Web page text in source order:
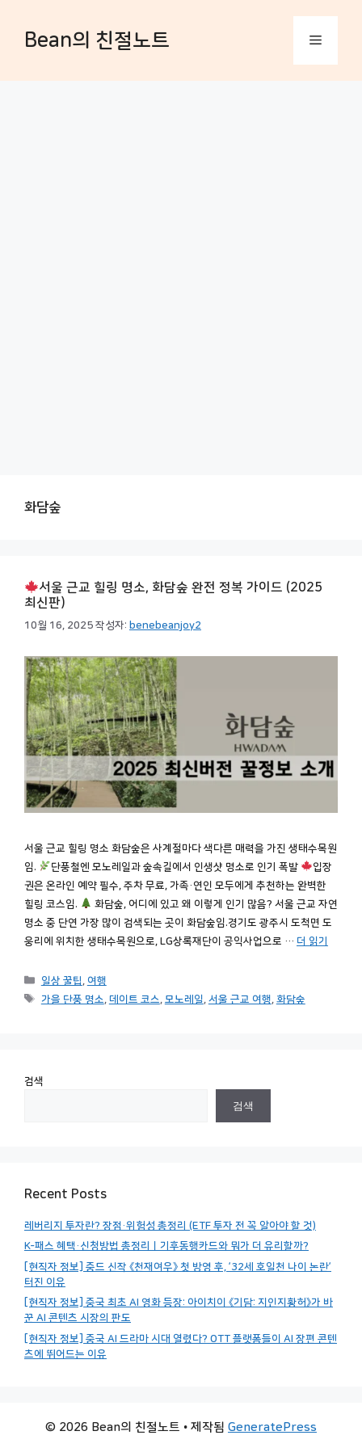
Bean의 친절노트 메
화담숲
서울 근교 힐링 명소, 화담숲 완전 정복 가이드 (2025
최신판)
10월 16, 2025 작성자: benebeanjoy2
서울 근교 힐링 명소 화담숲은 사계절마다 색다른 매력을 가진 생태수목원
임.
단풍철엔 모노레일과 숲속길에서 인생샷 명소로 인기 폭발
입장
권은 온라인 예약 필수, 주차 무료, 가족·연인 모두에게 추천하는 완벽한
힐링 코스임.
화담숲, 어디에 있고 왜 이렇게 인기 많음? 서울 근교 자연
명소 중 단연 가장 많이 검색되는 곳이 화담숲임.경기도 광주시 도척면 도
웅리에 위치한 생태수목원으로, LG상록재단이 공익사업으로 … 더 읽기
카
테
일상 꿀팁 , 여행
태
가을 단풍 명소 , 데이트 코스 , 모노레일, 서울 근교 여행, 화담숲
검색
검색
Recent Posts
레버리지 투자란? 장점·위험성 총정리 (ETF 투자 전 꼭 알아야 할 것)
K-패스 혜택·신청방법 총정리｜기후동행카드와 뭐가 더 유리할까?
[현직자 정보] 중드 신작 《천재여우》 첫 방영 후, ’32세 호일천 나이 논란’
터진 이유
[현직자 정보] 중국 최초 AI 영화 등장: 아이치이 《기담: 지인지황허》가 바
꾼 AI 콘텐츠 시장의 판도
[현직자 정보] 중국 AI 드라마 시대 열렸다? OTT 플랫폼들이 AI 장편 콘텐
츠에 뛰어드는 이유
© 2026 Bean의 친절노트 • 제작됨 GeneratePress